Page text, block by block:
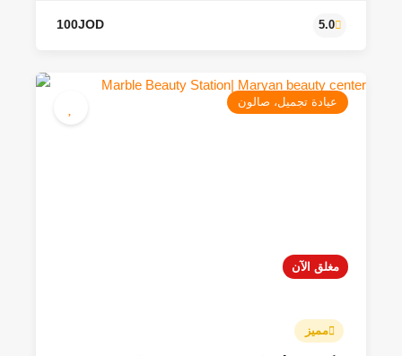
مغلق الآن
عيادة تجميل، صالون
مميز